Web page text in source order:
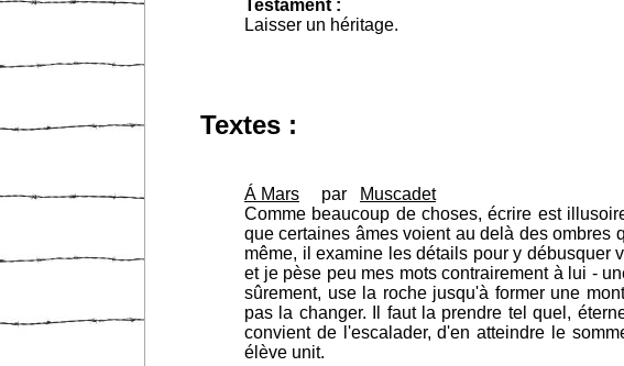
Testament :
Laisser un héritage.
Textes :
Á Mars par
Muscadet
Comme beaucoup de choses, écrire est
que certaines âmes voient au delà des ombres
même, il examine les détails pour y débusquer
et je pèse peu mes mots contrairement à lui -
sûrement, use la roche jusqu'à former une
pas la changer. Il faut la prendre tel quel,
convient de l'escalader, d'en atteindre le
élève unit.